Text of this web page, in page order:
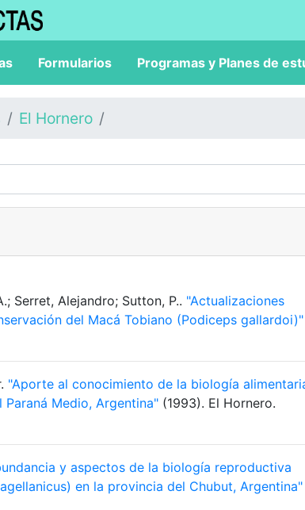
Formularios Programas y Planes de
El Hornero
Serret, Alejandro; Sutton, P.. "Actualizaciones
del Macá Tobiano (Podiceps gallardoi)"
"Aporte al conocimiento de la biología
Medio, Argentina" (1993). El Hornero.
y aspectos de la biología reproductiva
en la provincia del Chubut, Argentina"